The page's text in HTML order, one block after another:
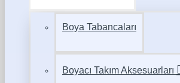
Boya Tabancaları
Boyacı Takım Aksesuarları